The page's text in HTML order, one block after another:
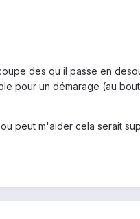
des qu il passe en
pour un démarage (au
peut m'aider cela serait